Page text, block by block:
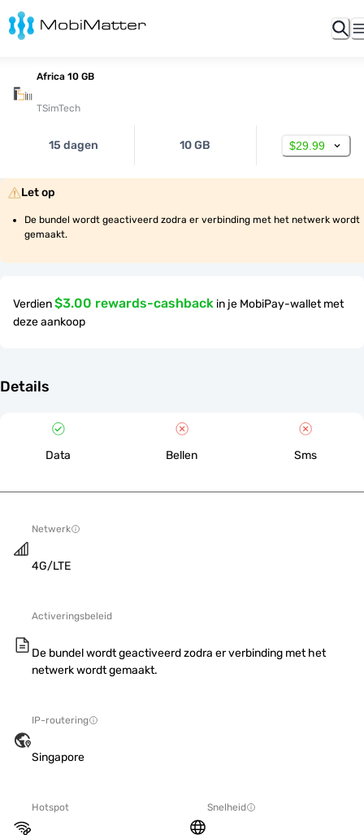
Africa 10 GB
TSimTech
15 dagen 10 GB $29.99
Let op
De bundel wordt geactiveerd zodra er verbinding met het netwerk wordt
gemaakt.
Verdien$3.00 rewards-cashback in je MobiPay-wallet met
deze aankoop
Details
Data Bellen Sms
Netwerk
4G/LTE
Activeringsbeleid
De bundel wordt geactiveerd zodra er verbinding met het
netwerk wordt gemaakt.
IP-routering
Singapore
Hotspot Snelheid